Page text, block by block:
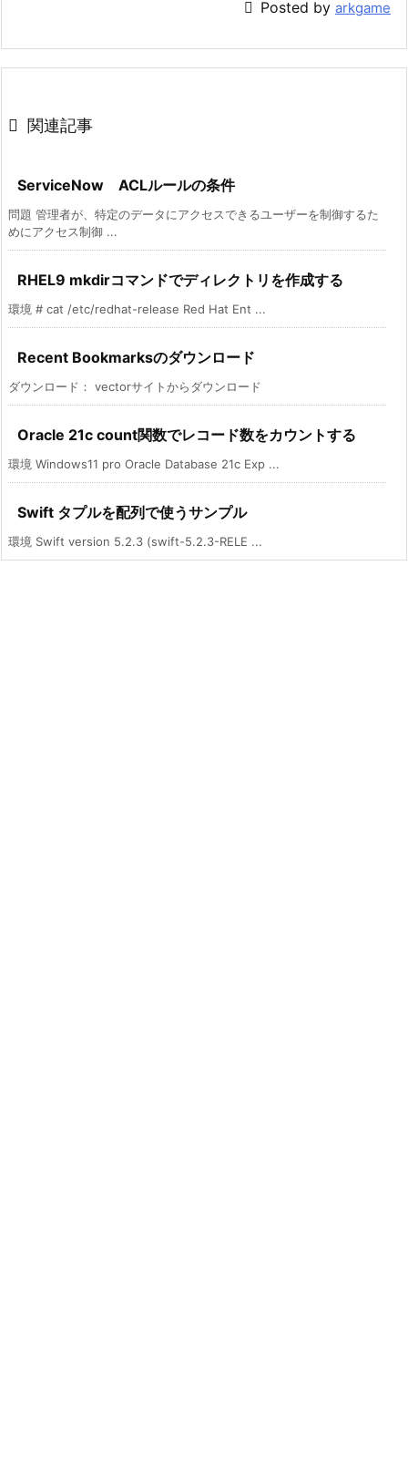
 Posted by arkgame
 関連記事
ServiceNow ACLルールの条件
問題 管理者が、特定のデータにアクセスできるユーザーを制御するた
めにアクセス制御 ...
RHEL9 mkdirコマンドでディレクトリを作成する
環境 # cat /etc/redhat-release Red Hat Ent ...
Recent Bookmarksのダウンロード
ダウンロード： vectorサイトからダウンロード
Oracle 21c count関数でレコード数をカウントする
環境 Windows11 pro Oracle Database 21c Exp ...
Swift タプルを配列で使うサンプル
環境 Swift version 5.2.3 (swift-5.2.3-RELE ...